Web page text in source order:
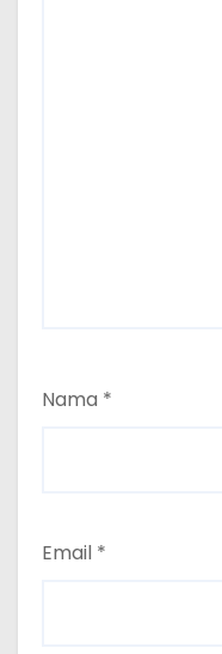
Nama *
Email *